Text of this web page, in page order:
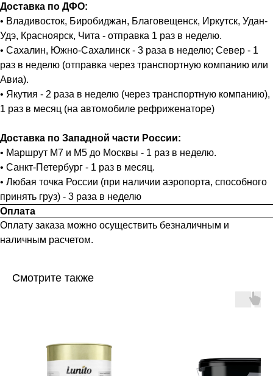
Доставка по ДФО:
• Владивосток, Биробиджан, Благовещенск, Иркутск, Удан-
Удэ, Красноярск, Чита - отправка 1 раз в неделю.
• Сахалин, Южно-Сахалинск - 3 раза в неделю; Север - 1
раз в неделю (отправка через транспортную компанию или
Авиа).
• Якутия - 2 раза в неделю (через транспортную компанию),
1 раз в месяц (на автомобиле рефриженаторе)
Доставка по Западной части России:
• Маршрут М7 и М5 до Москвы - 1 раз в неделю.
• Санкт-Петербург - 1 раз в месяц.
• Любая точка России (при наличии аэропорта, способного
принять груз) - 3 раза в неделю
Оплата
Оплату заказа можно осуществить безналичным и
наличным расчетом.
Смотрите также